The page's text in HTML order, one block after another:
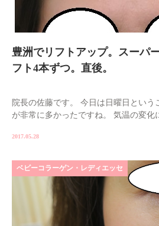
豊洲でリフトアップ。スーパ
フト4本ずつ。直後。
院長の佐藤です。 今日は日曜日という
が非常に多かったですね。 気温の変
2017.05.28
ベビーコラーゲン・レディエッセ